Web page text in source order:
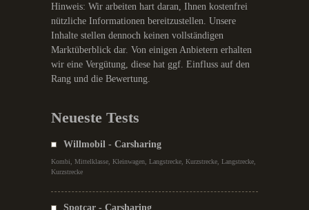
Hinweis: Wir arbeiten hart daran, Ihnen kostenfrei
nützliche Informationen bereitzustellen. Unsere
Inhalte stellen dennoch keinen vollständigen
Marktüberblick dar. Von einigen Anbietern erhalten
wir eine Vergütung, diese hat ggf. Einfluss auf den
Rang und die Bewertung.
Neueste Tests
Willmobil - Carsharing
Kombi, Mittelklasse, Kleinwagen, Langstrecke, Kurzstrecke, Langstrecke,
Kurzstrecke
Spotcar - Carsharing